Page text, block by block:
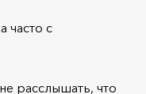
часто с
расслышать, что